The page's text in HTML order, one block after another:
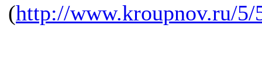
(http://www.kroupnov.ru/5/